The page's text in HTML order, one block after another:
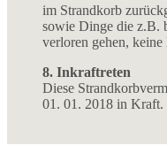
im Strandkorb
sowie Dinge die z.B.
verloren gehen, keine
8. Inkraftreten
Diese
01. 01. 2018 in Kraft.